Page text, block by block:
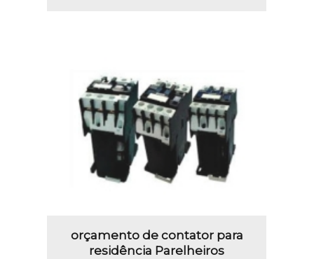
orçamento de contator para
residência Parelheiros